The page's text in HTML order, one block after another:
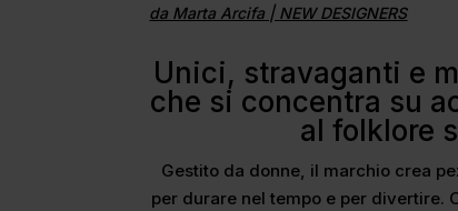
da Marta Arcifa | NEW DESIGNERS
Unici, stravaganti e
che si concentra su
al folklore
Gestito da donne, il marchio crea
per durare nel tempo e per divertire.